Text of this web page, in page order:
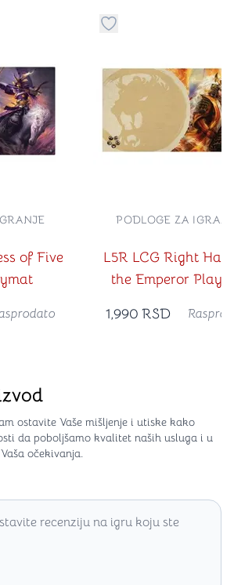
stvari u kategoriju omiljeno
of Five
Dugme za dodavanje
L5R LCG Right
the Emperor
PODLOGE ZA
1,990 RSD
ostavite Vaše mišljenje i utiske kako
da poboljšamo kvalitet naših usluga i u
očekivanja.
recenziju na igru koju ste